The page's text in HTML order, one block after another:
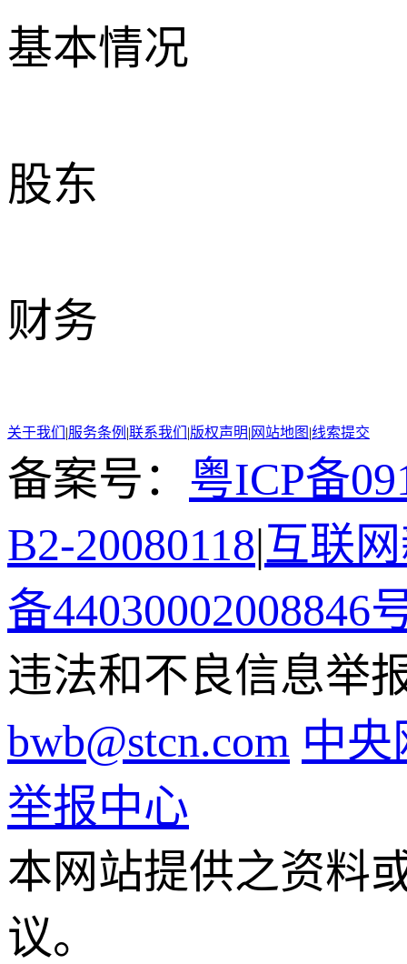
基本情况
股东
财务
关于我们 |服务条例 |联系我们 |版权声明| 网站地图 |线索提交
备案号： 粤ICP备
B2-20080118|互联
备44030002008846
违法和不良信息举
bwb@stcn.com 中
举报中心
本网站提供之资料
议。